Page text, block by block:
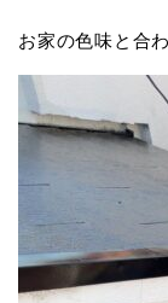
お家の色味と合